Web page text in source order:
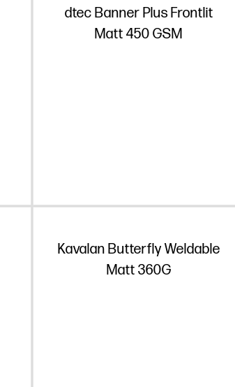
dtec Banner Plus Frontlit
Matt 450 GSM
Kavalan Butterfly Weldable
Matt 360G